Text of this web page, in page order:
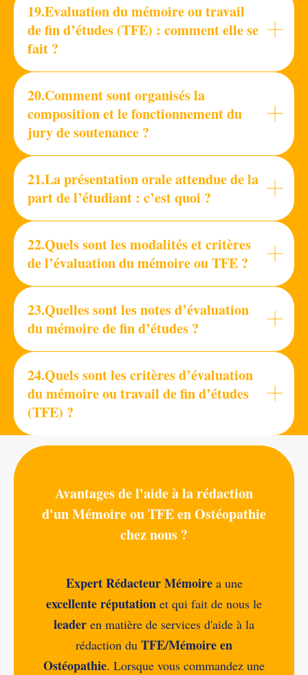
19.Evaluation du mémoire ou travail
de fin d’études (TFE) : comment elle se
fait ?
20.Comment sont organisés la
composition et le fonctionnement du
jury de soutenance ?
21.La présentation orale attendue de la
part de l’étudiant : c’est quoi ?
22.Quels sont les modalités et critères
de l’évaluation du mémoire ou TFE ?
23.Quelles sont les notes d’évaluation
du mémoire de fin d’études ?
24.Quels sont les critères d’évaluation
du mémoire ou travail de fin d’études
(TFE) ?
Avantages de l'aide à la rédaction
d'un Mémoire ou TFE en Ostéopathie
chez nous ?
Expert Rédacteur Mémoirea une
excellente réputation et qui fait de nous le
leader en matière de services d'aide à la
rédaction du TFE/Mémoire en
Ostéopathie. Lorsque vous commandez une